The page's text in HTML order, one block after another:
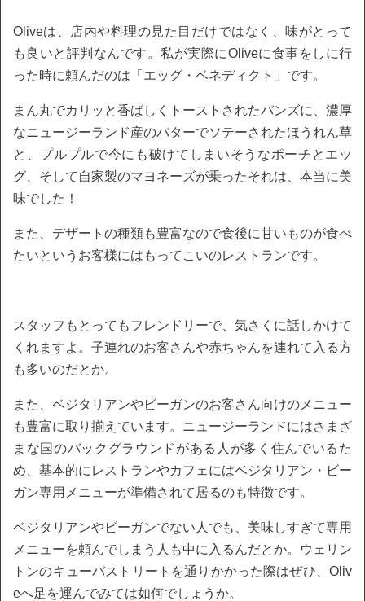
Oliveは、店内や料理の見た目だけではなく、味がとって
も良いと評判なんです。私が実際にOliveに食事をしに行
った時に頼んだのは「エッグ・ベネディクト」です。
まん丸でカリッと香ばしくトーストされたバンズに、濃厚
なニュージーランド産のバターでソテーされたほうれん草
と、プルプルで今にも破けてしまいそうなポーチとエッ
グ、そして自家製のマヨネーズが乗ったそれは、本当に美
味でした！
また、デザートの種類も豊富なので食後に甘いものが食べ
たいというお客様にはもってこいのレストランです。
スタッフもとってもフレンドリーで、気さくに話しかけて
くれますよ。子連れのお客さんや赤ちゃんを連れて入る方
も多いのだとか。
また、ベジタリアンやビーガンのお客さん向けのメニュー
も豊富に取り揃えています。ニュージーランドにはさまざ
まな国のバックグラウンドがある人が多く住んでいるた
め、基本的にレストランやカフェにはベジタリアン・ビー
ガン専用メニューが準備されて居るのも特徴です。
ベジタリアンやビーガンでない人でも、美味しすぎて専用
メニューを頼んでしまう人も中に入るんだとか。ウェリン
トンのキューバストリートを通りかかった際はぜひ、Oliv
eへ足を運んでみては如何でしょうか。